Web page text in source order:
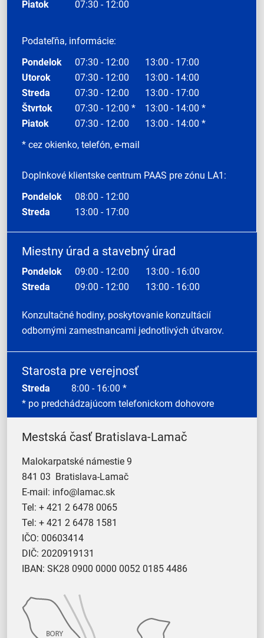
Piatok 07:30 - 12:00
Podateľňa, informácie:
Pondelok
07:30 - 12:00
13:00 - 17:00
Utorok
07:30 - 12:00
13:00 - 14:00
Streda
07:30 - 12:00
13:00 - 17:00
Štvrtok
07:30 - 12:00 *
13:00 - 14:00 *
Piatok
07:30 - 12:00
13:00 - 14:00 *
* cez okienko, telefón, e-mail
Doplnkové klientske centrum PAAS pre zónu LA1:
Pondelok
08:00 - 12:00
Streda
13:00 - 17:00
Miestny úrad a stavebný úrad
Pondelok 09:00 - 12:00
13:00 - 16:00
Streda
09:00 - 12:00 13:00 - 16:00
Konzultačné hodiny, poskytovanie konzultácií
odbornými zamestnancami jednotlivých útvarov.
Starosta pre verejnosť
Streda 8:00 - 16:00 *
* po predchádzajúcom telefonickom dohovore
Mestská časť Bratislava-Lamač
Malokarpatské námestie 9
841 03 Bratislava-Lamač
E-mail: info@lamac.sk
Tel: + 421 2 6478 0065
Tel: + 421 2 6478 1581
IČO: 00603414
DIČ: 2020919131
IBAN: SK28 0900 0000 0052 0185 4486